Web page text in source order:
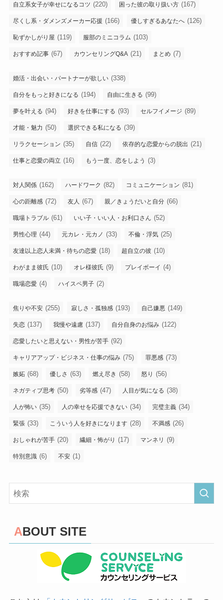
自立系女子が幸せになるコツ (220) 困った彼の取り扱い方 (167)
尽くし系・ダメンズメーカー応援 (166) 優しすぎるあなたへ (126)
恥ずかしがり屋 (119) 服部のミニコラム (103)
おすすめ記事 (67) カウンセリングQ&A (21) まとめ (7)
婚活・出会い・パートナーが欲しい (338)
自分をもっと好きになる (194) 自由に生きる (99)
夢を叶える (94) 好きを仕事にする (93) セルフイメージ (89)
才能・魅力 (50) 選択できる私になる (39)
リラクセーション (35) 自信 (22) 依存的な恋愛からの脱出 (21)
仕事と恋愛の両立 (16) もう一度、恋をしよう (3)
対人関係 (162) ハードワーク (82) コミュニケーション (81)
心の距離感 (72) 友人 (67) 親／きょうだいと自分 (66)
職場トラブル (61) いい子・いい人・お利口さん (52)
男性心理 (44) 元カレ・元カノ (33) 不倫・浮気 (25)
友達以上恋人未満・待ちの恋愛 (18) 超自立の彼 (10)
わがまま彼氏 (10) オレ様彼氏 (9) プレイボーイ (4)
職場恋愛 (4) ハイスペ男子 (2)
焦りや不安 (255) 寂しさ・孤独感 (193) 自己嫌悪 (149)
失恋 (137) 我慢や遠慮 (137) 自分自身のお悩み (122)
恋愛したいと思えない・男性が苦手 (92)
キャリアアップ・ビジネス・仕事の悩み (75) 罪悪感 (73)
嫉妬 (68) 優しさ (63) 燃え尽き (58) 怒り (56)
ネガティブ思考 (50) 劣等感 (47) 人目が気になる (38)
人が怖い (35) 人の幸せを応援できない (34) 完璧主義 (34)
緊張 (33) こういう人を好きになります (28) 不満感 (26)
おしゃれが苦手 (20) 繊細・怖がり (17) マンネリ (9)
特別意識 (6) 不安 (1)
ABOUT SITE